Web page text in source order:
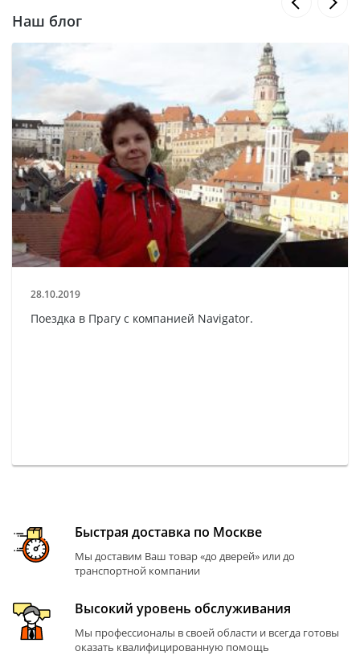
Наш блог
28.10.2019
Поездка в Прагу с компанией Navigator.
Быстрая доставка по Москве
Мы доставим Ваш товар «до дверей» или до
транспортной компании
Высокий уровень обслуживания
Мы профессионалы в своей области и всегда готовы
оказать квалифицированную помощь